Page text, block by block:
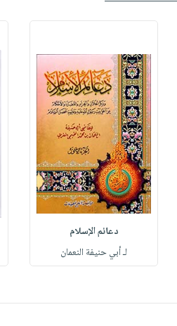
دعائم الإسلام
لـ أبي حنيفة النعمان